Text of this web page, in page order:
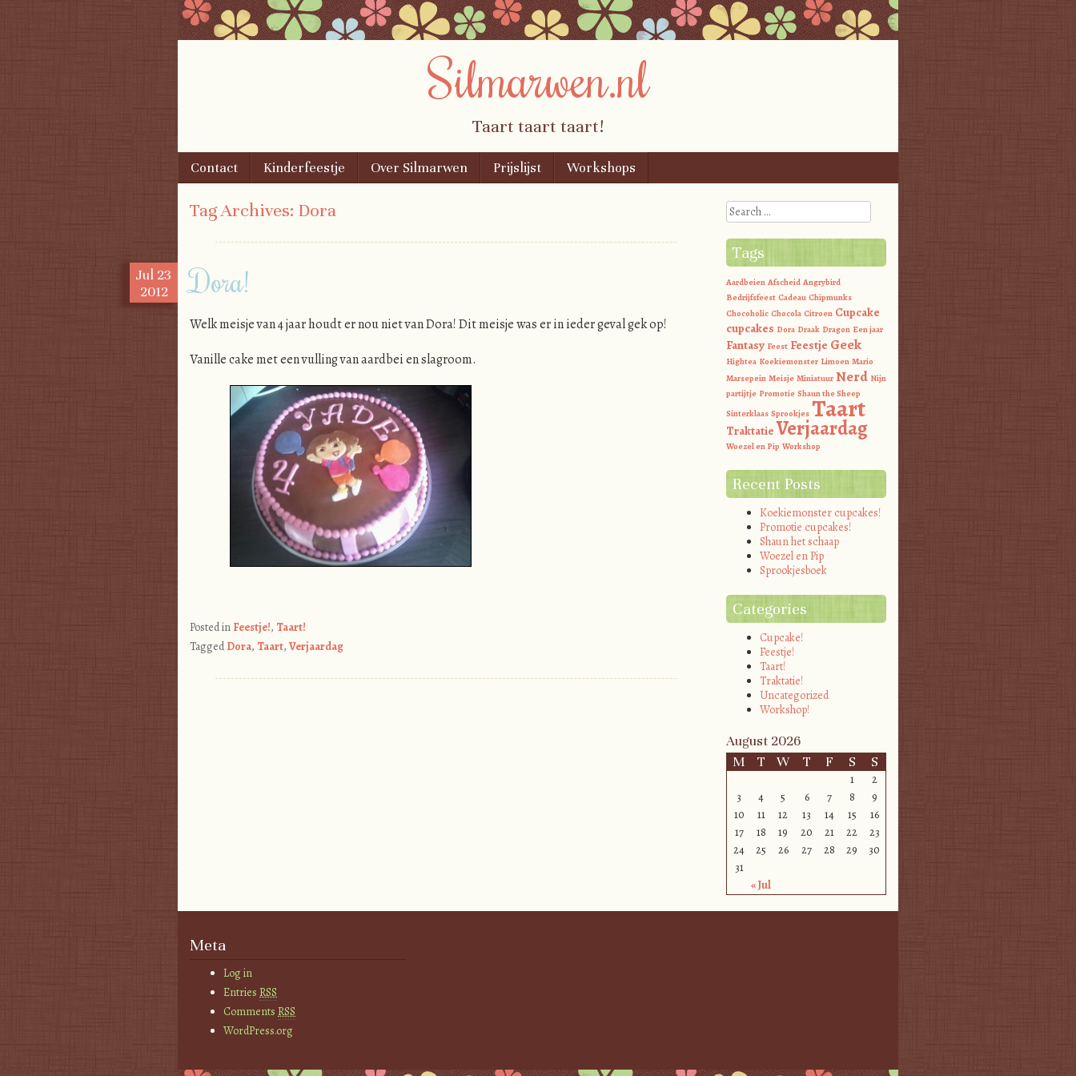
Silmarwen.nl
Taart taart taart!
Menu
Skip to content
Contact Kinderfeestje Over Silmarwen Prijslijst Workshops
Tag Archives: Dora
Jul 23
2012
Dora!
Welk meisje van 4 jaar houdt er nou niet van Dora! Dit meisje was er in ieder geval gek op!
Vanille cake met een vulling van aardbei en slagroom.
Posted in Feestje!, Taart!
TaggedDora, Taart, Verjaardag
Search
Tags
Aardbeien Afscheid Angrybird
Bedrijfsfeest Cadeau Chipmunks
Chocoholic Chocola Citroen Cupcake
cupcakes Dora Draak Dragon Een jaar
Fantasy Feest Feestje Geek
Hightea Koekiemonster Limoen Mario
Marsepein Meisje Miniatuur Nerd Nijn
partijtje Promotie Shaun the Sheep
Sinterklaas Sprookjes Taart
Traktatie Verjaardag
Woezel en Pip Workshop
Recent Posts
Koekiemonster cupcakes!
Promotie cupcakes!
Shaun het schaap
Woezel en Pip
Sprookjesboek
Categories
Cupcake!
Feestje!
Taart!
Traktatie!
Uncategorized
Workshop!
August 2026
M
T W T F S S
« Jul
1
2
3
4 5 6 7 8
9
10
11 12 13 14 15
16
17
18 19 20 21 22
23
24
25 26 27 28 29
30
31
Meta
Log in
Entries RSS
Comments RSS
WordPress.org